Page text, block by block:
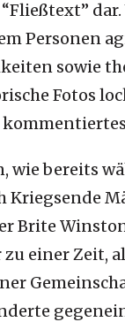
Personen
sowie
Fotos
wie bereits
Kriegsende
Brite
einer Zeit,